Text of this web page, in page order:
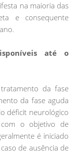
na maioria das
e consequente
até o
da fase
da fase aguda
déficit neurológico
o objetivo de
é iniciado
de ausência de